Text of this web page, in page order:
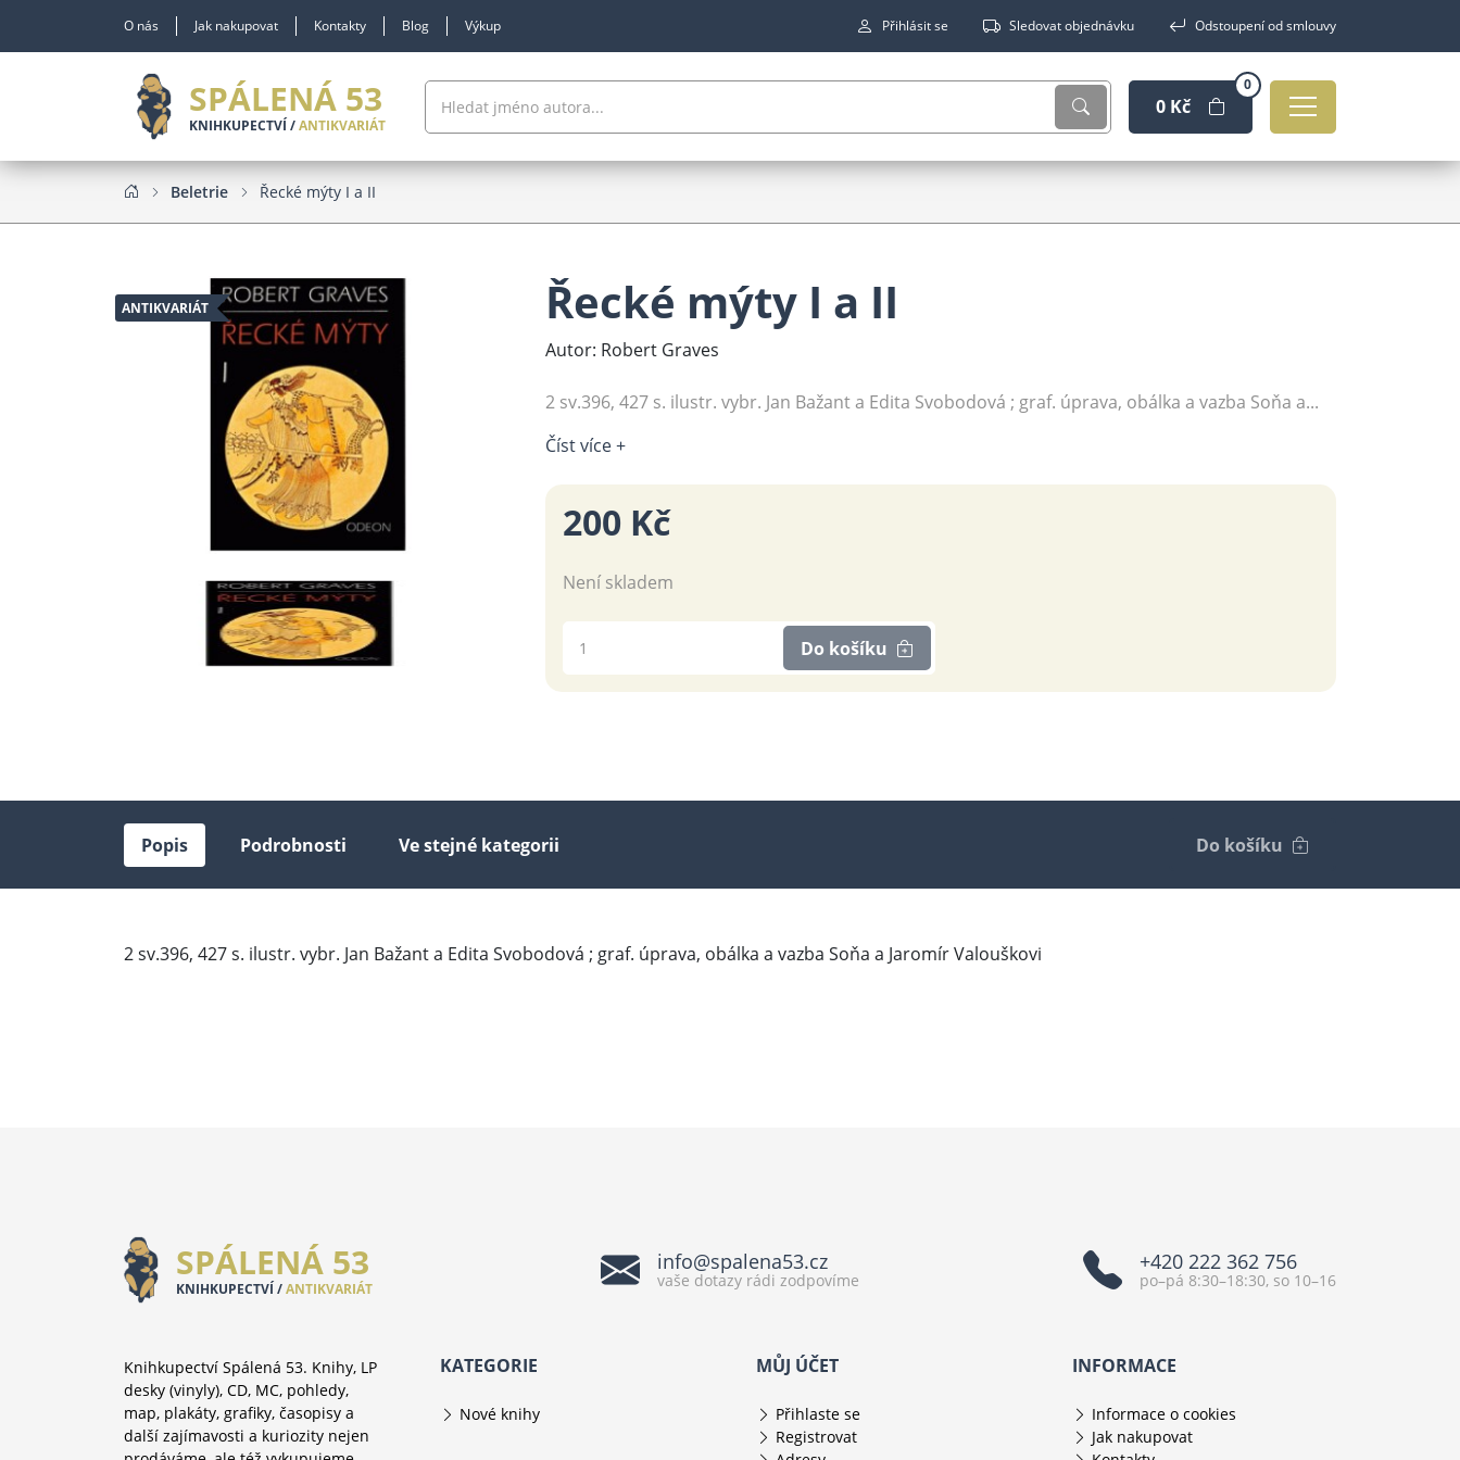
O nás Jak nakupovat Kontakty Blog Výkup Přihlásit se Sledovat objednávku Odstoupení od smlouvy
SPÁLENÁ 53
KNIHKUPECTVÍ /ANTIKVARIÁT
0 Kč
0
Beletrie Řecké mýty I a II
ANTIKVARIÁT Řecké mýty I a II
Autor: Robert Graves
2 sv.396, 427 s. ilustr. vybr. Jan Bažant a Edita Svobodová ; graf. úprava, obálka a vazba Soňa a...
Číst více +
200 Kč
Není skladem
Do košíku
Popis Podrobnosti Ve stejné kategorii Do košíku
2 sv.396, 427 s. ilustr. vybr. Jan Bažant a Edita Svobodová ; graf. úprava, obálka a vazba Soňa a Jaromír Valouškovi
SPÁLENÁ 53
KNIHKUPECTVÍ /ANTIKVARIÁT
info@spalena53.cz
vaše dotazy rádi zodpovíme
+420 222 362 756
po–pá 8:30–18:30, so 10–16
Knihkupectví Spálená 53. Knihy, LP
desky (vinyly), CD, MC, pohledy,
map, plakáty, grafiky, časopisy a
další zajímavosti a kuriozity nejen
KATEGORIE
Nové knihy
MŮJ ÚČET
Přihlaste se
Registrovat
INFORMACE
Informace o cookies
Jak nakupovat